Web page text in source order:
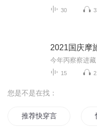
30
2021国庆摩
15
您是不是在找：
推荐快穿言情文